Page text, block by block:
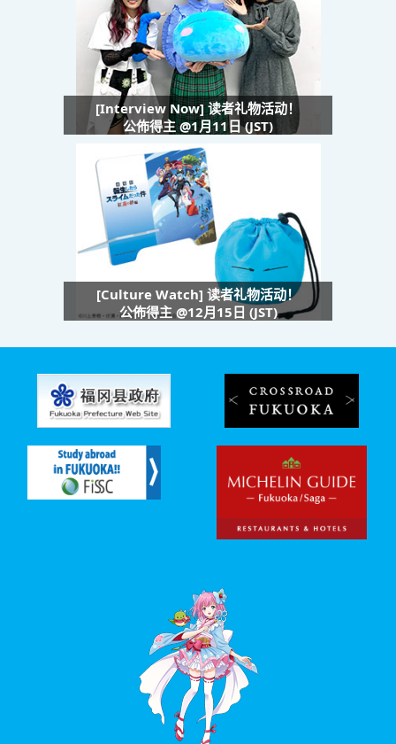
[Interview Now] 读者礼物活动！
公佈得主 @1月11日 (JST)
[Culture Watch] 读者礼物活动！
公佈得主 @12月15日 (JST)